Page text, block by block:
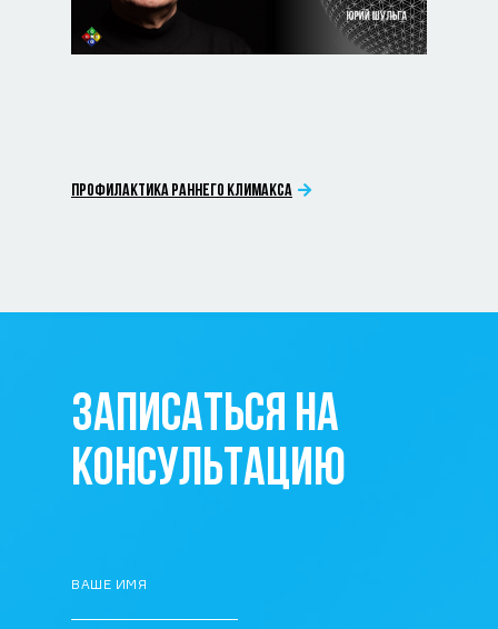
ПРОФИЛАКТИКА РАННЕГО КЛИМАКСА
ЗАПИСАТЬСЯ НА
КОНСУЛЬТАЦИЮ
ВАШЕ ИМЯ